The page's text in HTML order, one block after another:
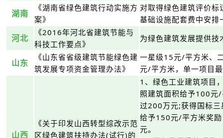
湖南
《湖南省绿色建筑行动实施方
案》
对取得绿色建筑评价
基础设施配套费中安
河北
《2016年河北省建筑节能与
科技工作要点》
为绿色建筑发展提供技
山东
《山东省省级建筑节能绿色建
筑发展专项资金管理办法》
一星级15元/平方米、
元/平方米，单一项目
山西
《关于印发山西转型综改示范
区绿色建筑扶持办法(试行)的
1、绿色工业建筑项目
照建筑面积给予100元
过200万元;获得国标
给予150元/平方米奖
元。